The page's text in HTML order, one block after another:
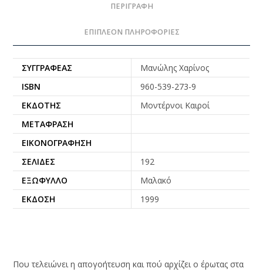
ΠΕΡΙΓΡΑΦΉ
ΕΠΙΠΛΈΟΝ ΠΛΗΡΟΦΟΡΊΕΣ
ΣΥΓΓΡΑΦΈΑΣ
Μανώλης Χαρίνος
ISBN
960-539-273-9
ΕΚΔΌΤΗΣ
Μοντέρνοι Καιροί
ΜΕΤΆΦΡΑΣΗ
ΕΙΚΟΝΟΓΡΆΦΗΣΗ
ΣΕΛΊΔΕΣ
192
ΕΞΏΦΥΛΛΟ
Μαλακό
ΈΚΔΟΣΗ
1999
Που τελειώνει η απογοήτευση και πού αρχίζει ο έρωτας στα